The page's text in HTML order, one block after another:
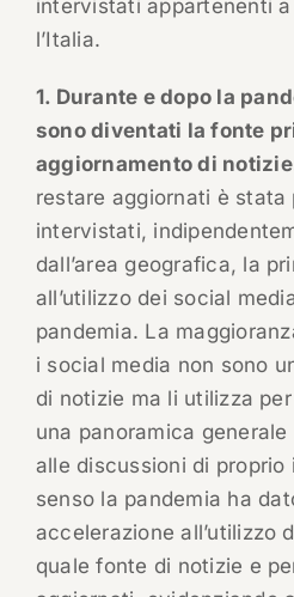
intervistati appartenenti
l’Italia.
1. Durante e dopo la
sono diventati la fonte
aggiornamento di
restare aggiornati è stata
intervistati,
dall’area geografica, la
all’utilizzo dei social
pandemia. La
i social media non sono
di notizie ma li utilizza
una panoramica
alle discussioni di proprio
senso la pandemia ha
accelerazione all’utilizzo
quale fonte di notizie e